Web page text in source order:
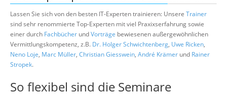
Lassen Sie sich von den besten IT-Experten trainieren: Unsere Trainer
sind sehr renommierte Top-Experten mit viel Praxixserfahrung sowie
einer durch Fachbücher undVorträge bewiesenen außergewöhnlichen
Vermittlungskompetenz, z.B. Dr. Holger Schwichtenberg, Uwe Ricken,
Neno Loje, Marc Müller, Christian Giesswein, André Krämer und Rainer
Stropek.
So flexibel sind die Seminare